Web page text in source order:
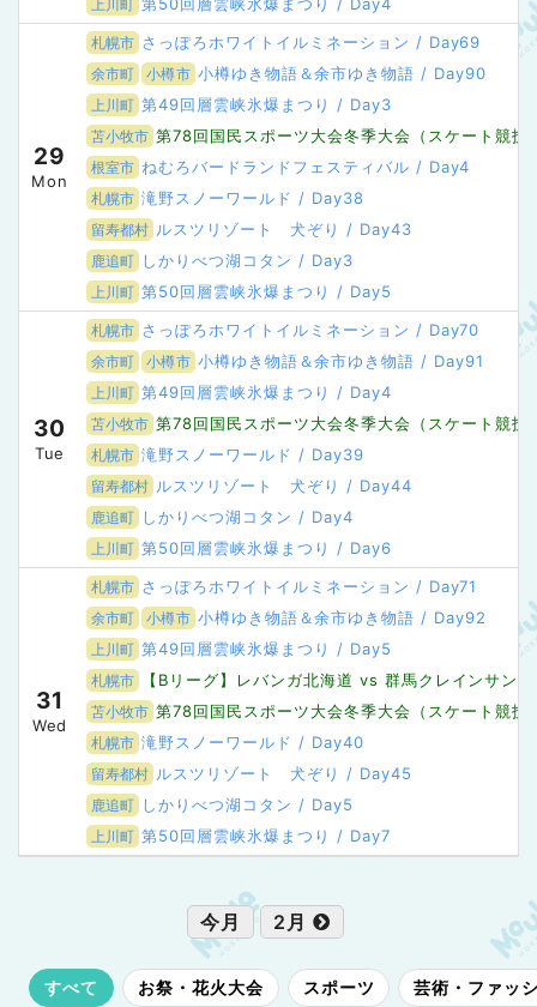
上川町
29
Mon
札幌市 さっぽろホワイトイルミネーション / Day69
余市町 小樽市 小樽ゆき物語＆余市ゆき物語 / Day90
上川町 第49回層雲峡氷爆まつり / Day3
苫小牧市 第78回国民スポーツ大会冬季大会（スケート競
根室市 ねむろバードランドフェスティバル / Day4
札幌市 滝野スノーワールド / Day38
留寿都村 ルスツリゾート 犬ぞり / Day43
鹿追町 しかりべつ湖コタン / Day3
上川町 第50回層雲峡氷爆まつり / Day5
30
Tue
札幌市 さっぽろホワイトイルミネーション / Day70
余市町 小樽市 小樽ゆき物語＆余市ゆき物語 / Day91
上川町 第49回層雲峡氷爆まつり / Day4
苫小牧市 第78回国民スポーツ大会冬季大会（スケート競
札幌市 滝野スノーワールド / Day39
留寿都村 ルスツリゾート 犬ぞり / Day44
鹿追町 しかりべつ湖コタン / Day4
上川町 第50回層雲峡氷爆まつり / Day6
31
Wed
札幌市 さっぽろホワイトイルミネーション / Day71
余市町 小樽市 小樽ゆき物語＆余市ゆき物語 / Day92
上川町 第49回層雲峡氷爆まつり / Day5
札幌市 【Bリーグ】レバンガ北海道 vs 群馬クレインサン
苫小牧市 第78回国民スポーツ大会冬季大会（スケート競
札幌市 滝野スノーワールド / Day40
留寿都村 ルスツリゾート 犬ぞり / Day45
鹿追町 しかりべつ湖コタン / Day5
上川町 第50回層雲峡氷爆まつり / Day7
今月 2月
すべて お祭・花火大会 スポーツ 芸術・ファッ